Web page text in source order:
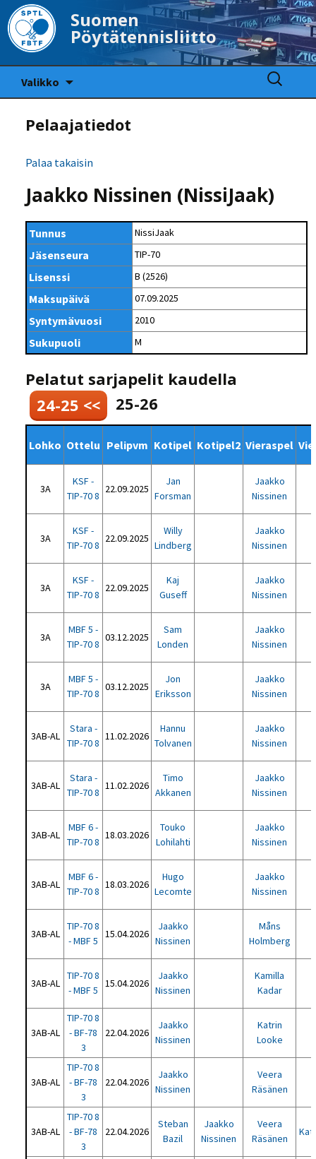
Suomen
Pöytätennisliitto
Valikko
Haku:
Pelaajatiedot
Palaa takaisin
Jaakko Nissinen (NissiJaak)
Tunnus NissiJaak
Jäsenseura TIP-70
Lisenssi B (2526)
Maksupäivä 07.09.2025
Syntymävuosi 2010
Sukupuoli M
Pelatut sarjapelit kaudella
24-25 <<
25-26
Lohko Ottelu Pelipvm Kotipel Kotipel2 Vieraspel
3A
KSF -
TIP-70 8
22.09.2025
Jan
Forsman
Jaakko
Nissinen
3A
KSF -
TIP-70 8
22.09.2025
Willy
Lindberg
Jaakko
Nissinen
3A
KSF -
TIP-70 8
22.09.2025
Kaj
Guseff
Jaakko
Nissinen
3A
MBF 5 -
TIP-70 8
03.12.2025
Sam
Londen
Jaakko
Nissinen
3A
MBF 5 -
TIP-70 8
03.12.2025
Jon
Eriksson
Jaakko
Nissinen
3AB-AL
Stara -
TIP-70 8
11.02.2026
Hannu
Tolvanen
Jaakko
Nissinen
3AB-AL
Stara -
TIP-70 8
11.02.2026
Timo
Akkanen
Jaakko
Nissinen
3AB-AL
MBF 6 -
TIP-70 8
18.03.2026
Touko
Lohilahti
Jaakko
Nissinen
3AB-AL
MBF 6 -
TIP-70 8
18.03.2026
Hugo
Lecomte
Jaakko
Nissinen
3AB-AL
TIP-70 8
- MBF 5
15.04.2026
Jaakko
Nissinen
Måns
Holmberg
3AB-AL
TIP-70 8
- MBF 5
15.04.2026
Jaakko
Nissinen
Kamilla
Kadar
3AB-AL
TIP-70 8
- BF-78
3
22.04.2026
Jaakko
Nissinen
Katrin
Looke
3AB-AL
TIP-70 8
- BF-78
3
22.04.2026
Jaakko
Nissinen
Veera
Räsänen
3AB-AL
TIP-70 8
- BF-78
3
22.04.2026
Steban
Bazil
Jaakko
Nissinen
Veera
Räsänen